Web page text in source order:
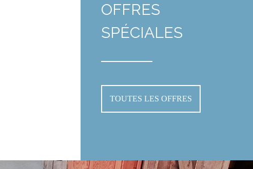
OFFRES
SPÉCIALES
TOUTES LES OFFRES